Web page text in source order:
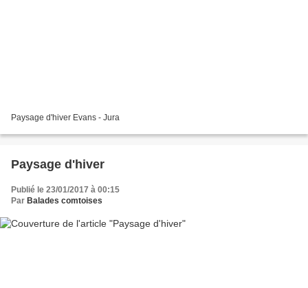
Paysage d'hiver Evans - Jura
Paysage d'hiver
Publié le 23/01/2017 à 00:15
Par Balades comtoises